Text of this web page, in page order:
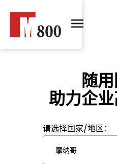
随
助力企
请选择国家/地区：
摩纳哥